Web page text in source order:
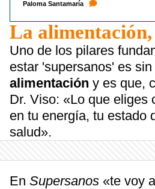
Paloma Santamaría
La alimentación,
Uno de los pilares
estar 'supersanos' es
alimentación y es que,
Dr. Viso: «Lo que eliges
en tu energía, tu estado
salud».
En Supersanos «te voy